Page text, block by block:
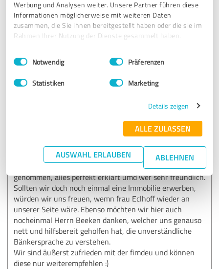
Werbung und Analysen weiter. Unsere Partner führen diese
Informationen möglicherweise mit weiteren Daten
zusammen, die Sie ihnen bereitgestellt haben oder die sie im
Rahmen Ihrer Nutzung der Dienste gesammelt haben.
Impressum Datenschutzbestimmungen
Einwilligungsauswahl
Notwendig Präferenzen
Statistiken Marketing
Details zeigen
ALLE ZULASSEN
AUSWAHL ERLAUBEN ABLEHNEN
unterbrochen.
Erfahrungsbericht & Bewertung zu:
Empfehlung
Hier ging es um unseren ersten (und hoffentlich letzten)
Immobilienerwerb. Frau Eckhoff hat uns super an die Hand
genommen, alles perfekt erklärt umd wer sehr freundlich.
Sollten wir doch noch einmal eine Immobilie erwerben,
würden wir uns freuen, wemn frau Eclhoff wieder an
unserer Seite wäre. Ebenso möchten wir hier auch
nocheinmal Herrn Beeken danken, welcher uns genauso
nett und hilfsbereit geholfen hat, die unverständliche
Bänkersprache zu verstehen.
Wir sind äußerst zufrieden mit der fimdeu und können
diese nur weiterempfehlen :)